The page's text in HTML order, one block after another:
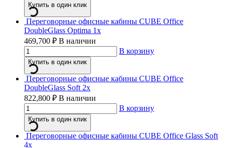
Купить в один клик
Переговорные офисные кабины CUBE Office
DoubleGlass Optima 1x
469,700 ₽ В наличии
В корзину
Купить в один клик
Переговорные офисные кабины CUBE Office
DoubleGlass Soft 2x
822,800 ₽ В наличии
В корзину
Купить в один клик
Переговорные офисные кабины CUBE Office Glass Soft
4x